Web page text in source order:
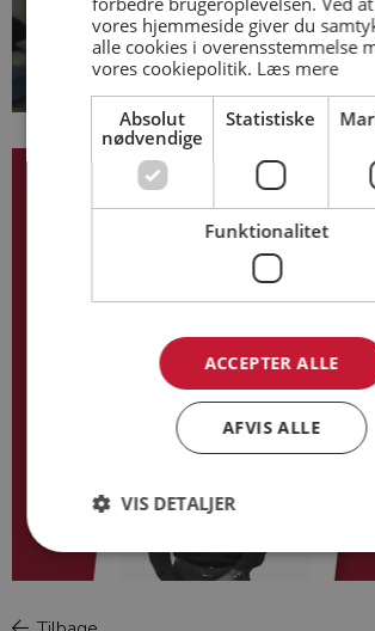
Klaus Rønslev
vores hjemmeside giver du
alle cookies i overensstemmelse
vores cookiepolitik. Læs mere
Absolut
nødvendige
Statistiske
Funktionalitet
ACCEPTER ALLE
AFVIS ALLE
VIS DETALJER